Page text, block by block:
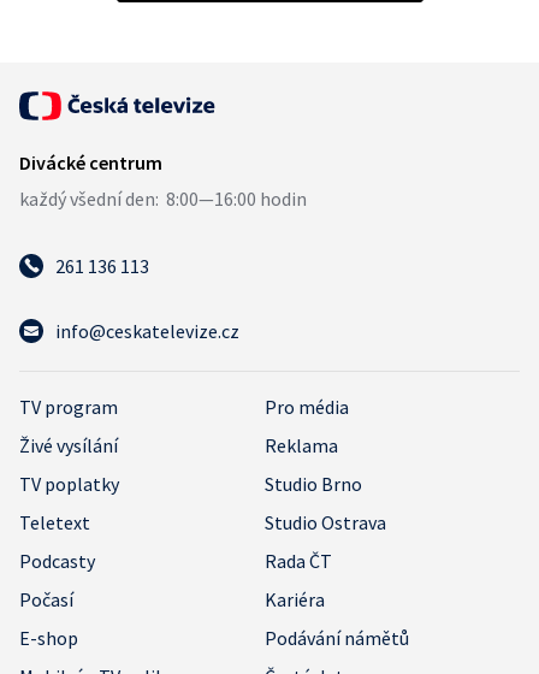
261 136 113
info@ceskatelevize.cz
TV program
Pro média
Živé vysílání
Reklama
TV poplatky
Studio Brno
Teletext
Studio Ostrava
Podcasty
Rada ČT
Počasí
Kariéra
E-shop
Podávání námětů